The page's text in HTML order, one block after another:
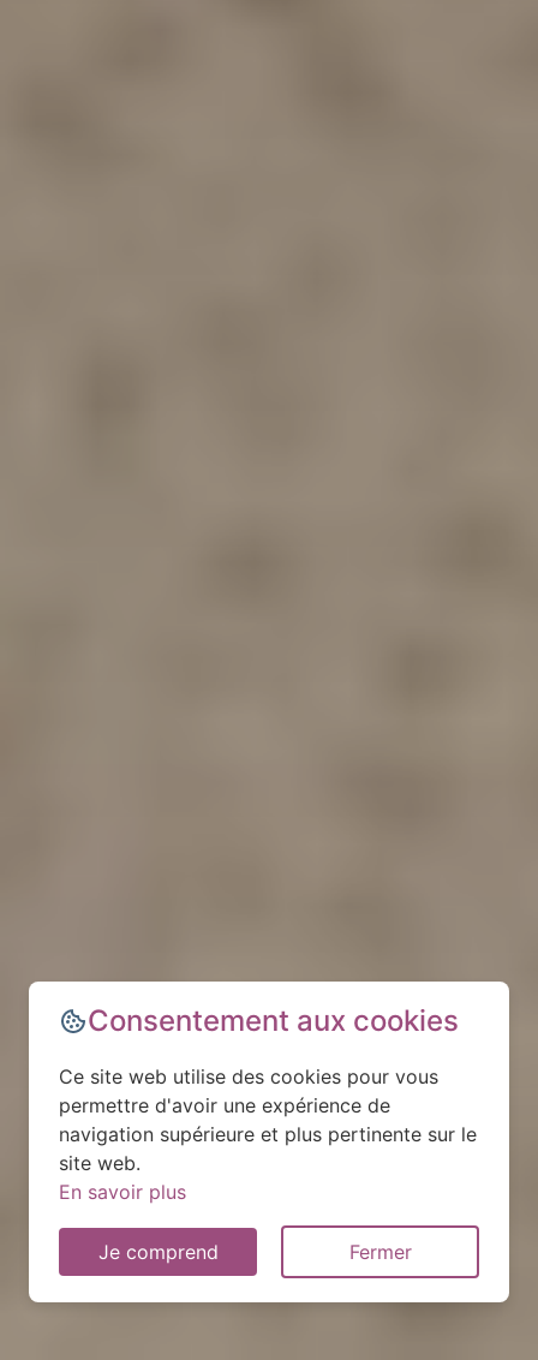
Consentement aux cookies
Ce site web utilise des cookies pour vous
permettre d'avoir une expérience de
navigation supérieure et plus pertinente sur le
site web.
En savoir plus
Je comprend Fermer